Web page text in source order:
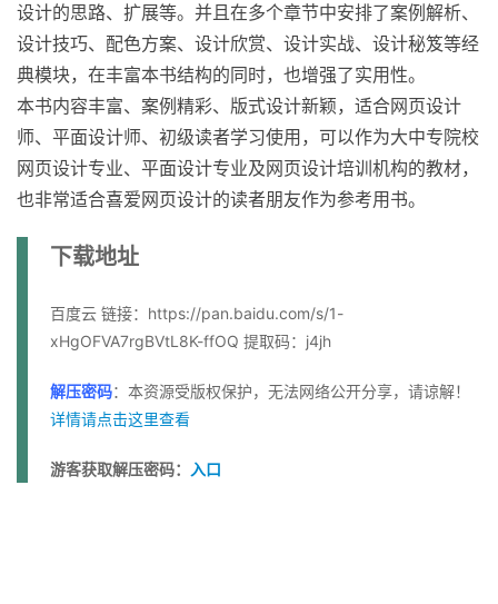
设计的思路、扩展等。并且在多个章节中安排了案例解析、
设计技巧、配色方案、设计欣赏、设计实战、设计秘笈等经
典模块，在丰富本书结构的同时，也增强了实用性。
本书内容丰富、案例精彩、版式设计新颖，适合网页设计
师、平面设计师、初级读者学习使用，可以作为大中专院校
网页设计专业、平面设计专业及网页设计培训机构的教材，
也非常适合喜爱网页设计的读者朋友作为参考用书。
下载地址
百度云 链接：https://pan.baidu.com/s/1-
xHgOFVA7rgBVtL8K-ffOQ 提取码：j4jh
解压密码：本资源受版权保护，无法网络公开分享，请谅解！
详情请点击这里查看
游客获取解压密码： 入口